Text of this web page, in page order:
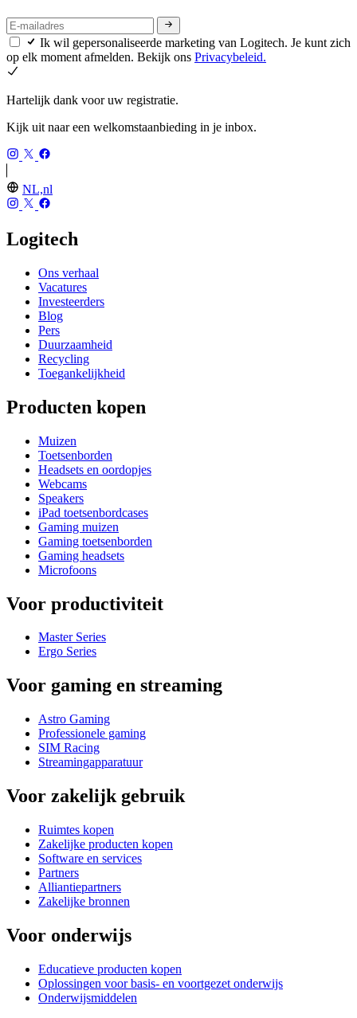
Ik wil gepersonaliseerde marketing van Logitech. Je kunt zich
op elk moment afmelden. Bekijk ons Privacybeleid.
Hartelijk dank voor uw registratie.
Kijk uit naar een welkomstaanbieding in je inbox.
NL,nl
Logitech
Ons verhaal
Vacatures
Investeerders
Blog
Pers
Duurzaamheid
Recycling
Toegankelijkheid
Producten kopen
Muizen
Toetsenborden
Headsets en oordopjes
Webcams
Speakers
iPad toetsenbordcases
Gaming muizen
Gaming toetsenborden
Gaming headsets
Microfoons
Voor productiviteit
Master Series
Ergo Series
Voor gaming en streaming
Astro Gaming
Professionele gaming
SIM Racing
Streamingapparatuur
Voor zakelijk gebruik
Ruimtes kopen
Zakelijke producten kopen
Software en services
Partners
Alliantiepartners
Zakelijke bronnen
Voor onderwijs
Educatieve producten kopen
Oplossingen voor basis- en voortgezet onderwijs
Onderwijsmiddelen